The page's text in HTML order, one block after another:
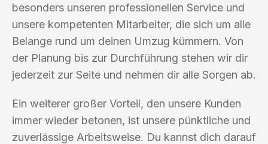
besonders unseren professionellen Service und
unsere kompetenten Mitarbeiter, die sich um alle
Belange rund um deinen Umzug kümmern. Von
der Planung bis zur Durchführung stehen wir dir
jederzeit zur Seite und nehmen dir alle Sorgen ab.
Ein weiterer großer Vorteil, den unsere Kunden
immer wieder betonen, ist unsere pünktliche und
zuverlässige Arbeitsweise. Du kannst dich darauf